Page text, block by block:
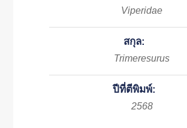
Viperidae
สกุล:
Trimeresurus
ปีที่ตีพิมพ์:
2568